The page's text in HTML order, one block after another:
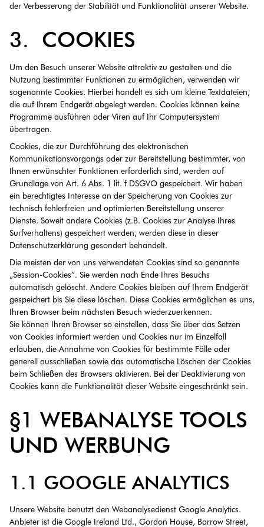
der Verbesserung der Stabilität und Funktionalität unserer Website.
3. COOKIES
Um den Besuch unserer Website attraktiv zu gestalten und die
Nutzung bestimmter Funktionen zu ermöglichen, verwenden wir
sogenannte Cookies. Hierbei handelt es sich um kleine Textdateien,
die auf Ihrem Endgerät abgelegt werden. Cookies können keine
Programme ausführen oder Viren auf Ihr Computersystem
übertragen.
Cookies, die zur Durchführung des elektronischen
Kommunikationsvorgangs oder zur Bereitstellung bestimmter, von
Ihnen erwünschter Funktionen erforderlich sind, werden auf
Grundlage von Art. 6 Abs. 1 lit. f DSGVO gespeichert. Wir haben
ein berechtigtes Interesse an der Speicherung von Cookies zur
technisch fehlerfreien und optimierten Bereitstellung unserer
Dienste. Soweit andere Cookies (z.B. Cookies zur Analyse Ihres
Surfverhaltens) gespeichert werden, werden diese in dieser
Datenschutzerklärung gesondert behandelt.
Die meisten der von uns verwendeten Cookies sind so genannte
„Session-Cookies”. Sie werden nach Ende Ihres Besuchs
automatisch gelöscht. Andere Cookies bleiben auf Ihrem Endgerät
gespeichert bis Sie diese löschen. Diese Cookies ermöglichen es uns,
Ihren Browser beim nächsten Besuch wiederzuerkennen.
Sie können Ihren Browser so einstellen, dass Sie über das Setzen
von Cookies informiert werden und Cookies nur im Einzelfall
erlauben, die Annahme von Cookies für bestimmte Fälle oder
generell ausschließen sowie das automatische Löschen der Cookies
beim Schließen des Browsers aktivieren. Bei der Deaktivierung von
Cookies kann die Funktionalität dieser Website eingeschränkt sein.
§1 WEBANALYSE TOOLS
UND WERBUNG
1.1 GOOGLE ANALYTICS
Unsere Website benutzt den Webanalysedienst Google Analytics.
Anbieter ist die Google Ireland Ltd., Gordon House, Barrow Street,